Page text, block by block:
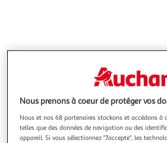
la
Nous prenons à coeur de protéger vos
Nous et nos 68 partenaires stockons et accédons à
telles que des données de navigation ou des
appareil. Si vous sélectionnez "J'accepte", les